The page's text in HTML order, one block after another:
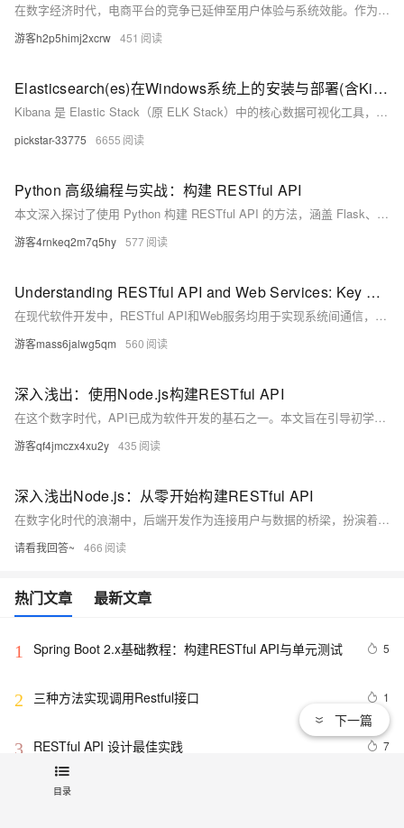
目录
在数字经济时代，电商平台的竞争已延伸至用户体验与系统效能。作为连接前后端及各类服务的核心，API接口的架构设计至关重要。本文对比RESTful与GraphQL两大主流方案，从电商场景出发，分析两者的技术特性、适用场景与选型逻辑，帮助开发者根据业务需求做出最优选择。
游客h2p5himj2xcrw 451
Elasticsearch(es)在Windows系统上的安装与部署(含Kibana)
Kibana 是 Elastic Stack（原 ELK Stack）中的核心数据可视化工具，主要与 Elasticsearch 配合使用，提供强大的数据探索、分析和展示功能。elasticsearch安装在windows上一般是zip文件，解压到对应目录。文件，elasticsearch8.x以上版本是自动开启安全认证的。kibana安装在windows上一般是zip文件，解压到对应目录。elasticsearch的默认端口是9200，访问。默认用户是elastic，密码需要重置。
pickstar-33775 6655
Python 高级编程与实战：构建 RESTful API
本文深入探讨了使用 Python 构建 RESTful API 的方法，涵盖 Flask、Django REST Framework 和 FastAPI 三个主流框架。通过实战项目示例，详细讲解了如何处理 GET、POST 请求，并返回相应数据。学习这些技术将帮助你掌握构建高效、可靠的 Web API。
游客4rnkeq2m7q5hy 577
Understanding RESTful API and Web Services: Key Differences and Use Cases
在现代软件开发中，RESTful API和Web服务均用于实现系统间通信，但各有特点。RESTful API遵循REST原则，主要使用HTTP/HTTPS协议，数据格式多为JSON或XML，适用于无状态通信；而Web服务包括SOAP和REST，常用于基于网络的API，采用标准化方法如WSDL或OpenAPI。理解两者区别有助于选择适合应用需求的解决方案，构建高效、可扩展的应用程序。
游客mass6jalwg5qm 560
深入浅出：使用Node.js构建RESTful API
在这个数字时代，API已成为软件开发的基石之一。本文旨在引导初学者通过Node.js和Express框架快速搭建一个功能完备的RESTful API。我们将从零开始，逐步深入，不仅涉及代码编写，还包括设计原则、最佳实践及调试技巧。无论你是初探后端开发，还是希望扩展你的技术栈，这篇文章都将是你的理想指南。
游客qf4jmczx4xu2y 435
深入浅出Node.js：从零开始构建RESTful API
在数字化时代的浪潮中，后端开发作为连接用户与数据的桥梁，扮演着至关重要的角色。本文将引导您步入Node.js的奇妙世界，通过实践操作，掌握如何使用这一强大的JavaScript运行时环境构建高效、可扩展的RESTful API。我们将一同探索Express框架的使用，学习如何设计API端点，处理数据请求，并实现身份验证机制，最终部署我们的成果到云服务器上。无论您是初学者还是有一定基础的开发者，这篇文章都将为您打开一扇通往后端开发深层知识的大门。
请看我回答~ 466
热门文章 最新文章
1 Spring Boot 2.x基础教程：构建RESTful API与单元测试 5
2 三种方法实现调用Restful接口 1
3 RESTful API 设计最佳实践 7
探索FastAPI：不仅仅是一个Python Web框架，更是助力
下一篇